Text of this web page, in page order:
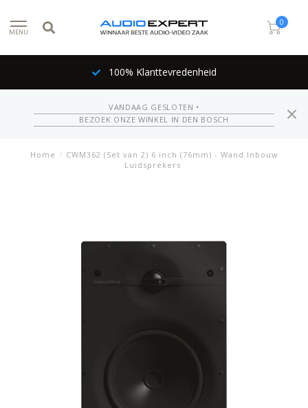
MENU
0
100% Klanttevredenheid
VANDAAG GESLOTEN •
BEZOEK ONZE WINKEL IN DEN BOSCH
Home / CWM362 (Set van 2) 6 inch (76mm) - Wand Inbouw
Luidsprekers